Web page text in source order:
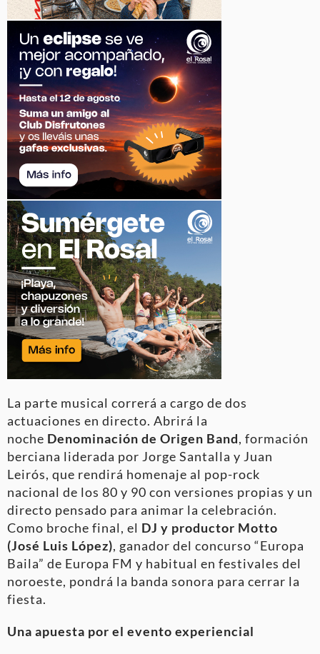
La parte musical correrá a cargo de dos
actuaciones en directo. Abrirá la
noche Denominación de Origen Band, formación
berciana liderada por Jorge Santalla y Juan
Leirós, que rendirá homenaje al pop-rock
nacional de los 80 y 90 con versiones propias y un
directo pensado para animar la celebración.
Como broche final, el DJ y productor Motto
(José Luis López), ganador del concurso “Europa
Baila” de Europa FM y habitual en festivales del
noroeste, pondrá la banda sonora para cerrar la
fiesta.
Una apuesta por el evento experiencial